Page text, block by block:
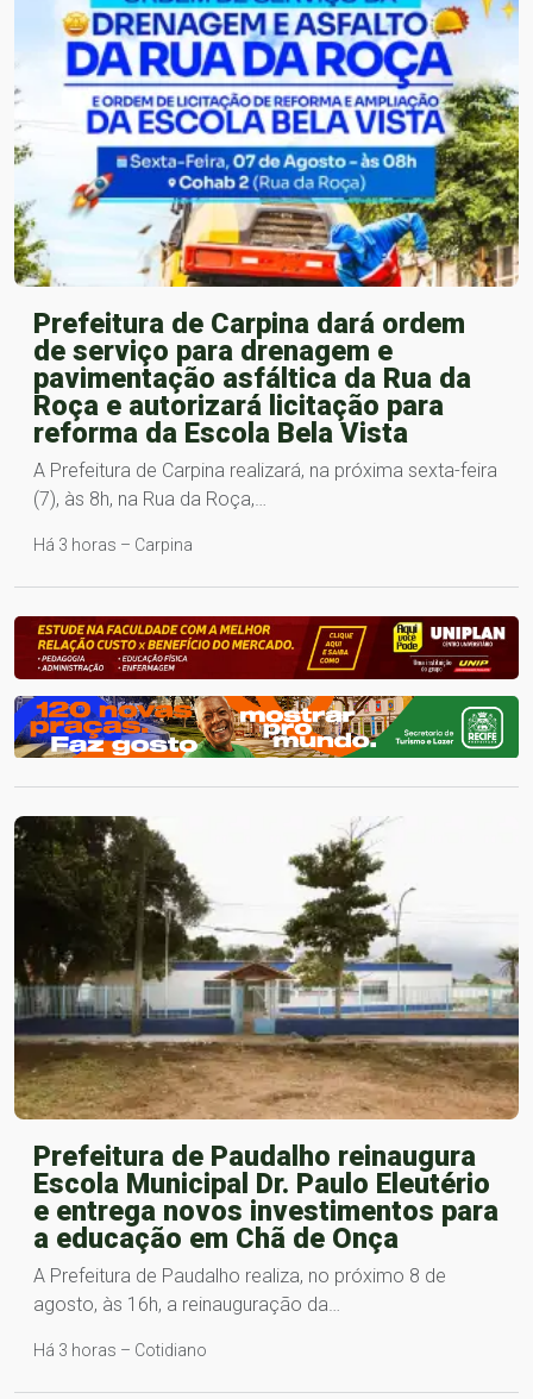
Prefeitura de Carpina dará ordem
de serviço para drenagem e
pavimentação asfáltica da Rua da
Roça e autorizará licitação para
reforma da Escola Bela Vista
A Prefeitura de Carpina realizará, na próxima sexta-feira
(7), às 8h, na Rua da Roça,…
Há 3 horas – Carpina
Prefeitura de Paudalho reinaugura
Escola Municipal Dr. Paulo Eleutério
e entrega novos investimentos para
a educação em Chã de Onça
A Prefeitura de Paudalho realiza, no próximo 8 de
agosto, às 16h, a reinauguração da…
Há 3 horas – Cotidiano